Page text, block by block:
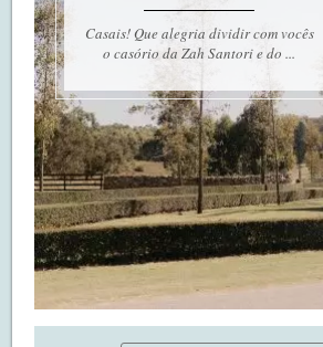
Casais! Que alegria dividir com vocês
o casório da Zah Santori e do ...